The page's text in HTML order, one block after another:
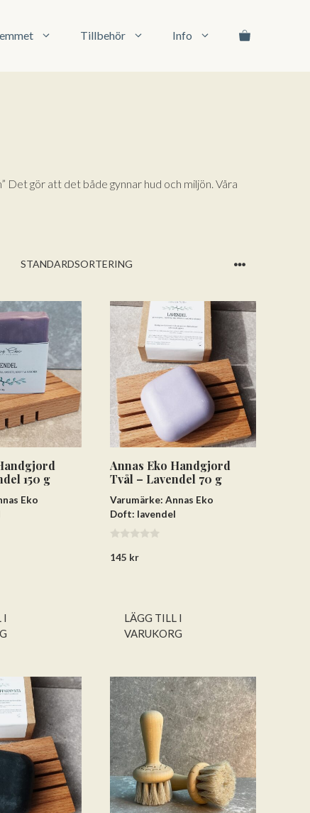
Tillbehör Info
gör att det både gynnar hud och miljön. Våra
150 g
Eko
I
Annas Eko Handgjord
Tvål – Lavendel 70 g
Varumärke: Annas Eko
Doft: lavendel
a
145 kr
LÄGG TILL I
VARUKORG